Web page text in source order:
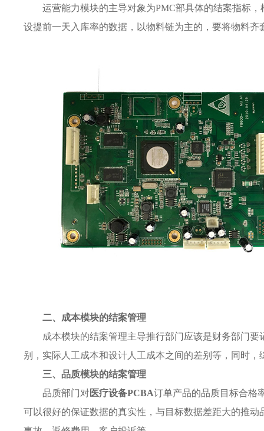
运营能力模块的主导对象为PMC部具体的结案指标
设提前一天入库率的数据，以物料链为主的，要将物料
二、成本模块的结案管理
成本模块的结案管理主导推行部门应该是财务部门
别，实际人工成本和设计人工成本之间的差别等，同时
三、品质模块的结案管理
品质部门对医疗设备PCBA订单产品的品质目标合格
可以很好的保证数据的真实性，与目标数据差距大的推